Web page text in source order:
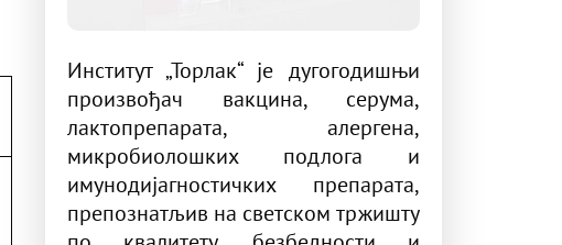
Институт „Торлак“ је дугогодишњи
произвођач вакцина, серума,
лактопрепарата, алергена,
микробиолошких подлога и
имунодијагностичких препарата,
препознатљив на светском тржишту